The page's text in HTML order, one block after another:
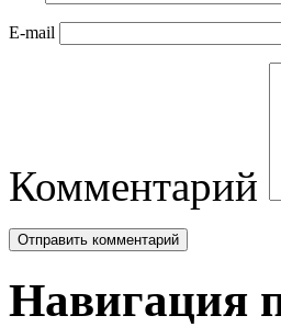
E-mail
Комментарий
Навигация